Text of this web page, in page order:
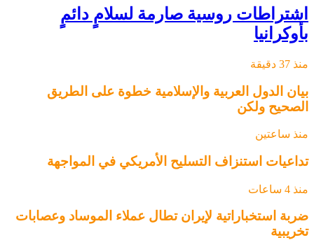
اشتراطات روسية صارمة لسلامٍ دائمٍ
بأوكرانيا
منذ 37 دقيقة
بيان الدول العربية والإسلامية خطوة على الطريق
الصحيح ولكن
منذ ساعتين
تداعيات استنزاف التسليح الأمريكي في المواجهة
منذ 4 ساعات
ضربة استخباراتية لإيران تطال عملاء الموساد وعصابات
تخريبية